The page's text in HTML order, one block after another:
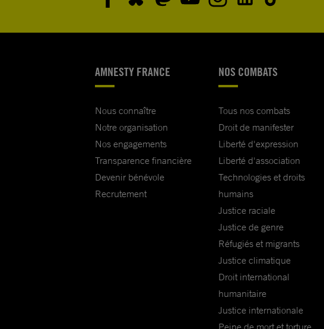
AMNESTY FRANCE
Nous connaître
Notre organisation
Nos engagements
Transparence financière
Devenir bénévole
Recrutement
NOS COMBATS
Tous nos combats
Droit de manifester
Liberté d'expression
Liberté d'association
Technologies et droits
humains
Justice raciale
Justice de genre
Réfugiés et migrants
Justice climatique
Droit international
humanitaire
Justice internationale
Peine de mort et torture